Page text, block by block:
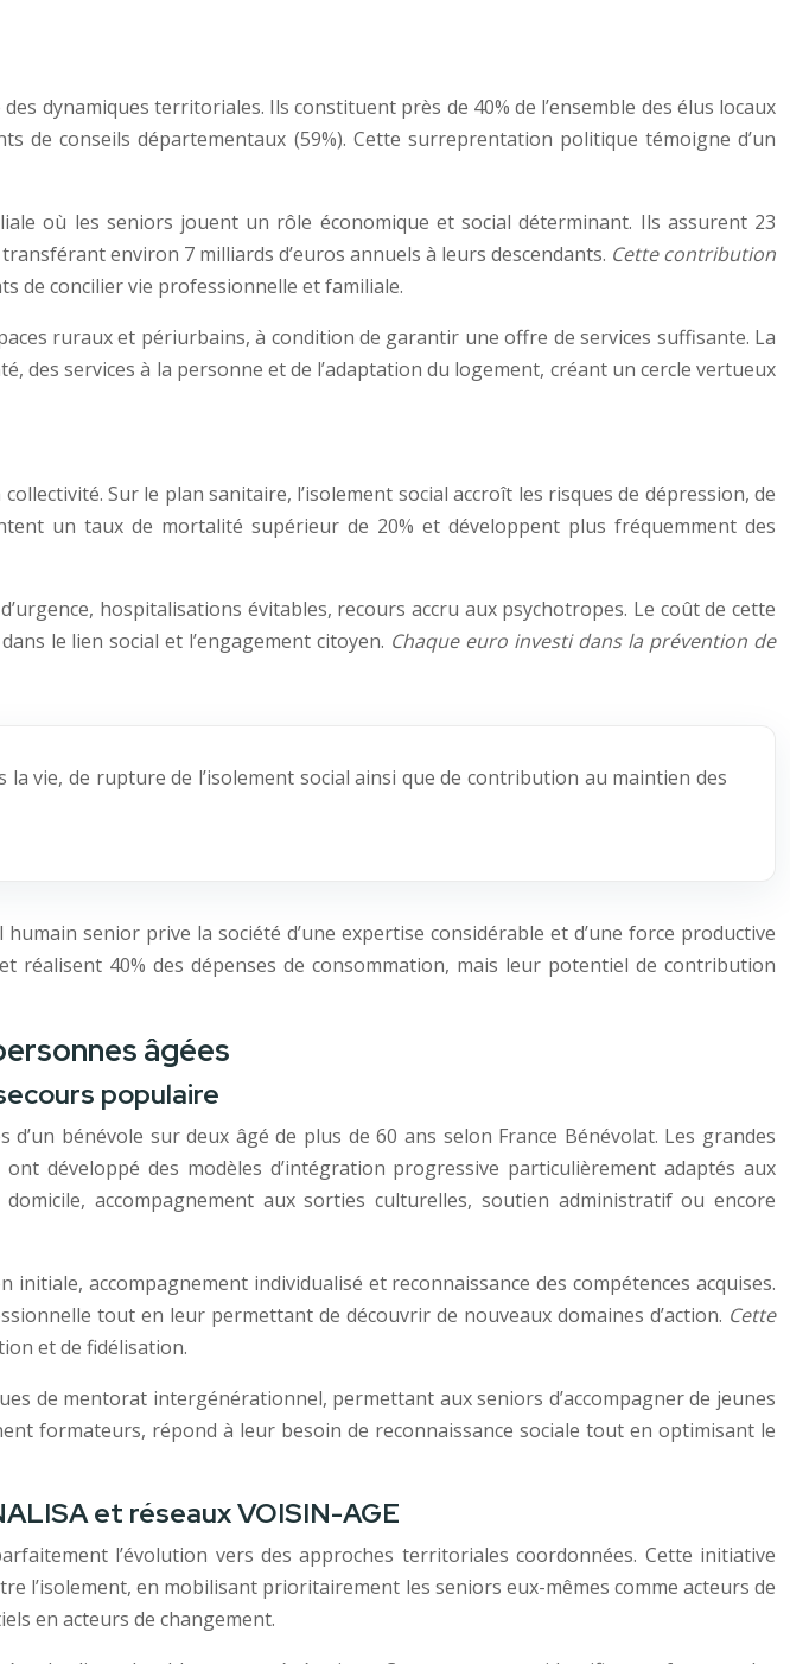
dynamiques territoriales. Ils constituent près de 40% de l’ensemble des élus locaux
de conseils départementaux (59%). Cette surreprentation politique témoigne d’un
où les seniors jouent un rôle économique et social déterminant. Ils assurent 23
environ 7 milliards d’euros annuels à leurs descendants. Cette contribution
de concilier vie professionnelle et familiale.
ruraux et périurbains, à condition de garantir une offre de services suffisante. La
des services à la personne et de l’adaptation du logement, créant un cercle vertueux
Sur le plan sanitaire, l’isolement social accroît les risques de dépression, de
un taux de mortalité supérieur de 20% et développent plus fréquemment des
hospitalisations évitables, recours accru aux psychotropes. Le coût de cette
le lien social et l’engagement citoyen. Chaque euro investi dans la prévention de
vie, de rupture de l’isolement social ainsi que de contribution au maintien des
senior prive la société d’une expertise considérable et d’une force productive
réalisent 40% des dépenses de consommation, mais leur potentiel de contribution
âgées
populaire
bénévole sur deux âgé de plus de 60 ans selon France Bénévolat. Les grandes
développé des modèles d’intégration progressive particulièrement adaptés aux
accompagnement aux sorties culturelles, soutien administratif ou encore
accompagnement individualisé et reconnaissance des compétences acquises.
tout en leur permettant de découvrir de nouveaux domaines d’action. Cette
et de fidélisation.
de mentorat intergénérationnel, permettant aux seniors d’accompagner de jeunes
formateurs, répond à leur besoin de reconnaissance sociale tout en optimisant le
et réseaux VOISIN-AGE
l’évolution vers des approches territoriales coordonnées. Cette initiative
l’isolement, en mobilisant prioritairement les seniors eux-mêmes comme acteurs de
en acteurs de changement.